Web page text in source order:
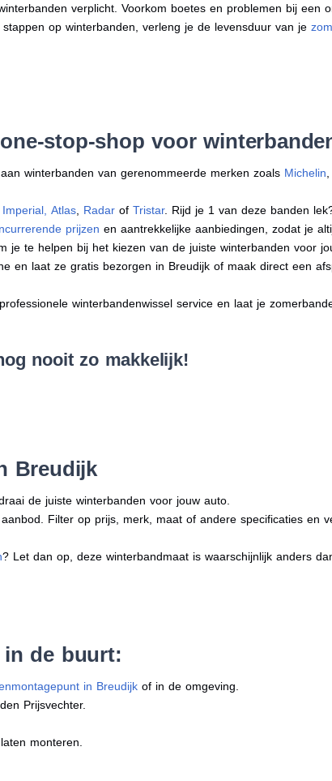
verplicht. Voorkom boetes en problemen bij een
op winterbanden, verleng je de levensduur van je
stop-shop voor
winterbanden van gerenommeerde merken zoals Michelin
Imperial Atlas Radar ofTristar. Rijd je 1 van deze banden
prijzen en aantrekkelijke aanbiedingen, zodat je
je te helpen bij het kiezen van de juiste winterbanden voor
en laat ze gratis bezorgen in Breudijk of maak direct een
winterbandenwissel service en laat je
nooit zo makkelijk!
Breudijk
de juiste winterbanden voor jouw auto.
Filter op prijs, merk, maat of andere specificaties en
? Let dan op, deze winterbandmaat is waarschijnlijk anders
in de buurt:
in Breudijk of in de omgeving.
Prijsvechter.
monteren.